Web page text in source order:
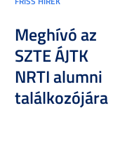
Meghívó az
SZTE ÁJTK
NRTI alumni
találkozójára